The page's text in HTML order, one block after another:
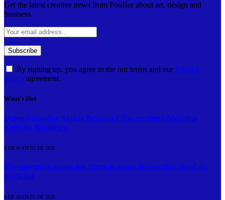
Get the latest creative news from FooBar about art, design and
business.
By signing up, you agree to the our terms and our Privacy
Policy agreement.
What's Hot
Desembargador Aluízio Bezerra Filho receberá Medalha
Exército Brasileiro
9 DE AGOSTO DE 2026
Rio concentra quase um terço de casos de exercício ilegal da
medicina
8 DE AGOSTO DE 2026